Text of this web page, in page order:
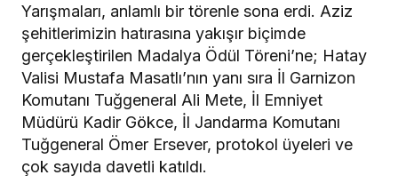
Yarışmaları, anlamlı bir törenle sona erdi. Aziz
şehitlerimizin hatırasına yakışır biçimde
gerçekleştirilen Madalya Ödül Töreni’ne; Hatay
Valisi Mustafa Masatlı’nın yanı sıra İl Garnizon
Komutanı Tuğgeneral Ali Mete, İl Emniyet
Müdürü Kadir Gökce, İl Jandarma Komutanı
Tuğgeneral Ömer Ersever, protokol üyeleri ve
çok sayıda davetli katıldı.